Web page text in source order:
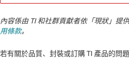
內容係由 TI 和社群貢獻者依「現狀」提
用條款。
若有關於品質、封裝或訂購 TI 產品的問